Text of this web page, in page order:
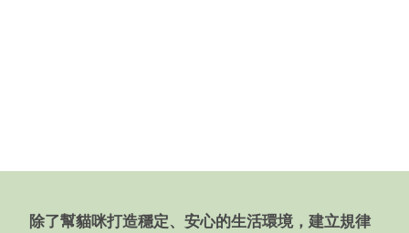
除了幫貓咪打造穩定、安心的生活環境，建立規律